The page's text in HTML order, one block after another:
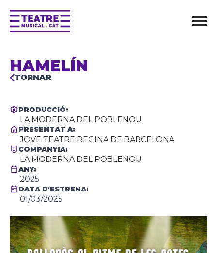
HAMELÍN
TORNAR
PRODUCCIÓ:
LA MODERNA DEL POBLENOU
PRESENTAT A:
JOVE TEATRE REGINA DE BARCELONA
COMPANYIA:
LA MODERNA DEL POBLENOU
ANY:
2025
DATA D'ESTRENA:
01/03/2025